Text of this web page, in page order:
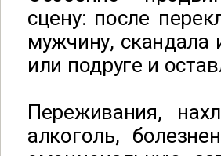
сцену: после
мужчину, скандала
или подруге и
Переживания,
алкоголь,